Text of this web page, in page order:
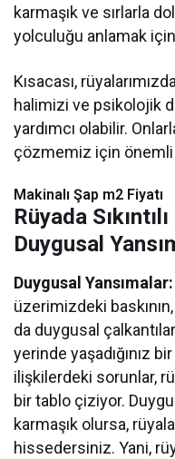
karmaşık ve sırlarla
yolculuğu anlamak
Kısacası,
halimizi ve psikolojik
yardımcı olabilir.
çözmemiz için önemli
Makinalı Şap m2 Fiyatı
Rüyada
Duygusal
Duygusal Yansımalar:
üzerimizdeki
da duygusal
yerinde yaşadığınız
ilişkilerdeki sorunlar,
bir tablo çiziyor.
karmaşık olursa,
hissedersiniz. Yani,